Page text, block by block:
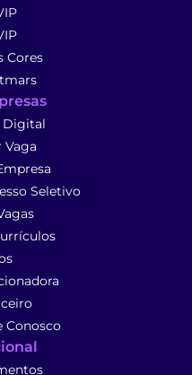
Cores
Digital
Vaga
Seletivo
Conosco